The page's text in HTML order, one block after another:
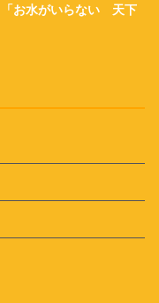
お水がいらない 天下